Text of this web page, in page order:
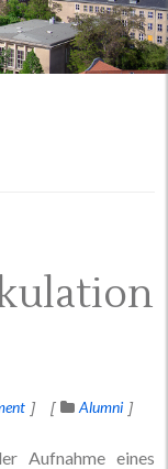
Alumni
Aufnahme eines